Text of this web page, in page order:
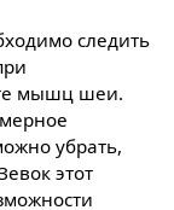
следить
мышц шеи.
убрать,
этот